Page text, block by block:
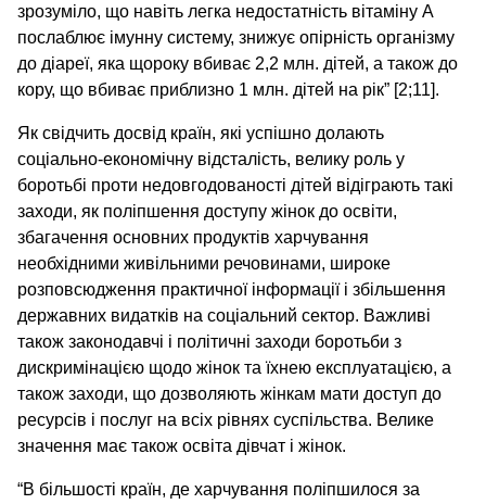
зрозуміло, що навіть легка недостатність вітаміну А
послаблює імунну систему, знижує опірність організму
до діареї, яка щороку вбиває 2,2 млн. дітей, а також до
кору, що вбиває приблизно 1 млн. дітей на рік” [2;11].
Як свідчить досвід країн, які успішно долають
соціально-економічну відсталість, велику роль у
боротьбі проти недовгодованості дітей відіграють такі
заходи, як поліпшення доступу жінок до освіти,
збагачення основних продуктів харчування
необхідними живільними речовинами, широке
розповсюдження практичної інформації і збільшення
державних видатків на соціальний сектор. Важливі
також законодавчі і політичні заходи боротьби з
дискримінацією щодо жінок та їхнею експлуатацією, а
також заходи, що дозволяють жінкам мати доступ до
ресурсів і послуг на всіх рівнях суспільства. Велике
значення має також освіта дівчат і жінок.
“В більшості країн, де харчування поліпшилося за